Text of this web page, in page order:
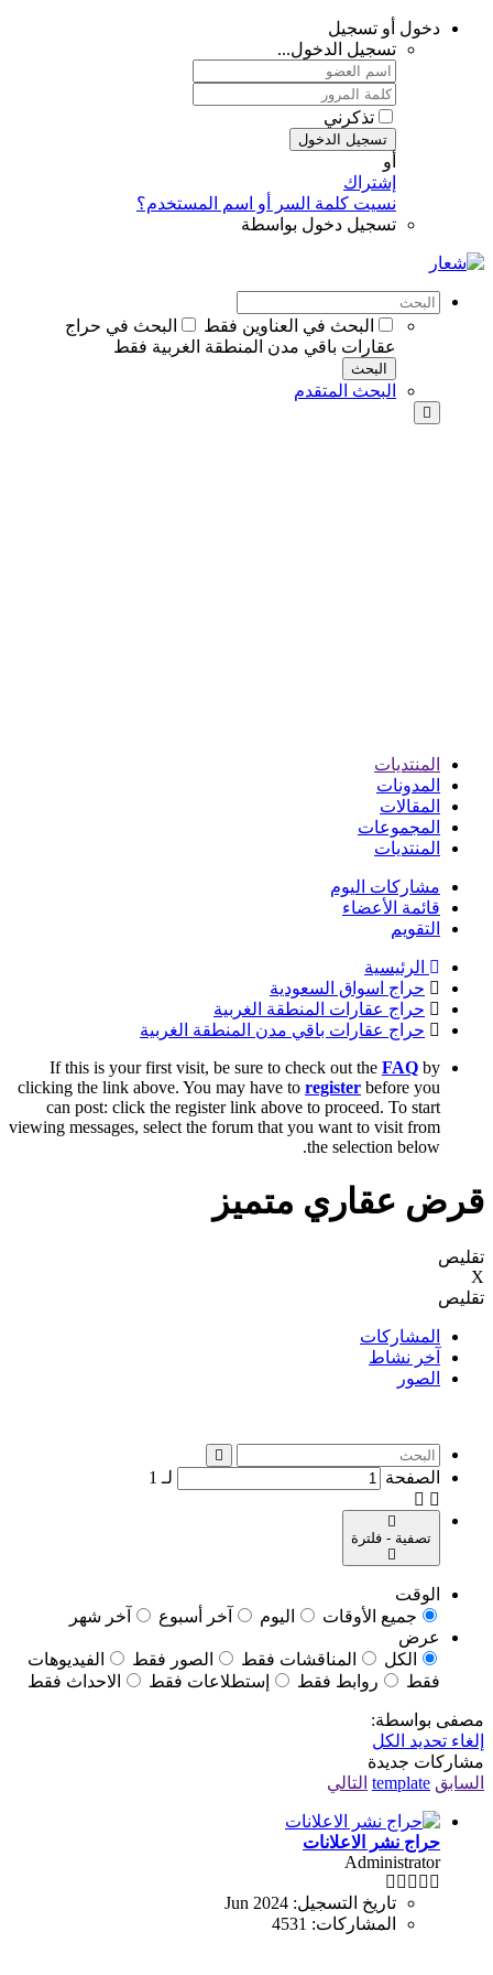
دخول أو تسجيل
تسجيل الدخول...
تذكرني
تسجيل الدخول
أو
إشتراك
نسيت كلمة السر أو اسم المستخدم؟
تسجيل دخول بواسطة
البحث في العناوين فقط
البحث في حراج
عقارات باقي مدن المنطقة الغربية فقط
البحث
البحث المتقدم
المنتديات
المدونات
المقالات
المجموعات
المنتديات
مشاركات اليوم
قائمة الأعضاء
التقويم
الرئيسية
حراج اسواق السعودية
حراج عقارات المنطقة الغربية
حراج عقارات باقي مدن المنطقة الغربية
If this is your first visit, be sure to check out the FAQ by
clicking the link above. You may have to register before you
can post: click the register link above to proceed. To start
viewing messages, select the forum that you want to visit from
the selection below.
قرض عقاري متميز
تقليص
X
تقليص
المشاركات
آخر نشاط
الصور
الصفحة لـ 1
تصفية - فلترة
الوقت
جميع الأوقات
اليوم آخر أسبوع
آخر شهر
عرض
الكل
المناقشات فقط الصور فقط
الفيديوهات
فقط
روابط فقط إستطلاعات فقط الاحداث فقط
مصفى بواسطة:
إلغاء تحديد الكل
مشاركات جديدة
السابق template التالي
حراج نشر الاعلانات
Administrator
تاريخ التسجيل: Jun 2024
المشاركات: 4531